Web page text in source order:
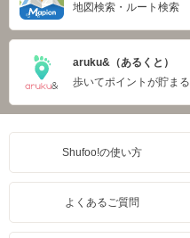
地図検索・ルート検索
aruku&（あるくと）
歩いてポイントが貯まる
Shufoo!の使い方
よくあるご質問